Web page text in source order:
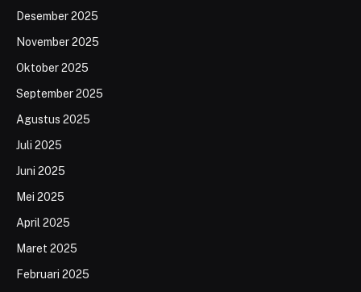
Desember 2025
November 2025
Oktober 2025
September 2025
Agustus 2025
Juli 2025
Juni 2025
Mei 2025
April 2025
Maret 2025
Februari 2025